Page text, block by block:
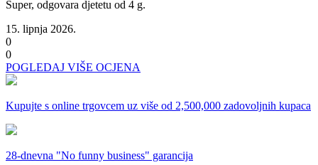
Super, odgovara djetetu od 4 g.
15. lipnja 2026.
0
0
POGLEDAJ VIŠE OCJENA
Kupujte s online trgovcem uz više od 2,500,000 zadovoljnih kupaca
28-dnevna "No funny business" garancija